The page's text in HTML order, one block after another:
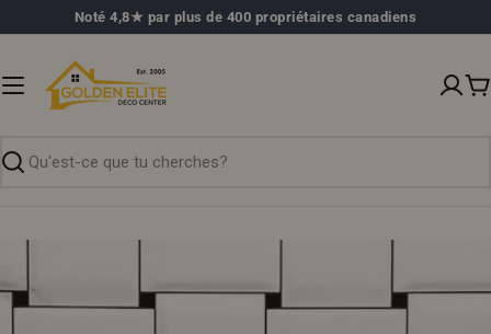
au
Noté 4,8★ par plus de 400 propriétaires canadiens
Recherche